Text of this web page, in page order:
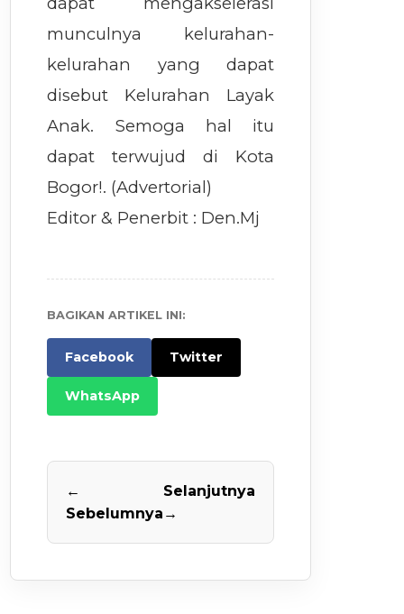
munculnya kelurahan-
kelurahan yang dapat
disebut Kelurahan Layak
Anak. Semoga hal itu
dapat terwujud di Kota
Bogor!. (Advertorial)
Editor & Penerbit : Den.Mj
BAGIKAN ARTIKEL INI:
Facebook Twitter
WhatsApp
←
Sebelumnya
Selanjutnya
→